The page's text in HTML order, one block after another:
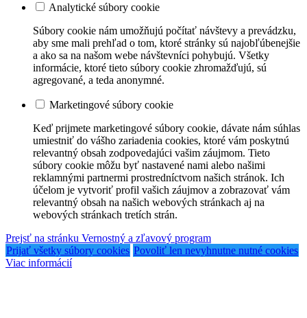
Analytické súbory cookie
Súbory cookie nám umožňujú počítať návštevy a prevádzku,
aby sme mali prehľad o tom, ktoré stránky sú najobľúbenejšie
a ako sa na našom webe návštevníci pohybujú. Všetky
informácie, ktoré tieto súbory cookie zhromažďujú, sú
agregované, a teda anonymné.
Marketingové súbory cookie
Keď prijmete marketingové súbory cookie, dávate nám súhlas
umiestniť do vášho zariadenia cookies, ktoré vám poskytnú
relevantný obsah zodpovedajúci vašim záujmom. Tieto
súbory cookie môžu byť nastavené nami alebo našimi
reklamnými partnermi prostredníctvom našich stránok. Ich
účelom je vytvoriť profil vašich záujmov a zobrazovať vám
relevantný obsah na našich webových stránkach aj na
webových stránkach tretích strán.
Prejsť na stránku Vernostný a zľavový program
Prijať všetky súbory cookies Povoliť len nevyhnutne nutné cookies
Viac informácií